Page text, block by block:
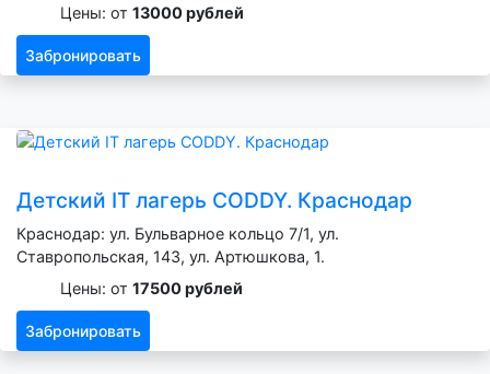
Цены: от 13000 рублей
Забронировать
Детский IT лагерь CODDY. Краснодар
Краснодар: ул. Бульварное кольцо 7/1, ул.
Ставропольская, 143, ул. Артюшкова, 1.
Цены: от 17500 рублей
Забронировать